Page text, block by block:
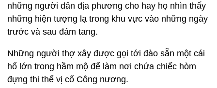
những người dân địa phương cho hay họ nhìn thấy
những hiện tượng lạ trong khu vực vào những ngày
trước và sau đám tang.
Những người thợ xây được gọi tới đào sẵn một cái
hố lớn trong hầm mộ để làm nơi chứa chiếc hòm
đựng thi thể vị cố Công nương.